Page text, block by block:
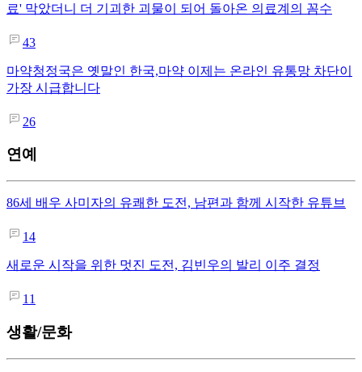
료' 막았더니 더 기괴한 괴물이 되어 돌아온 의료계의 꼼수
43
마약청정국은 옛말인 한국,마약 이제는 온라인 유통망 차단이
가장 시급합니다
26
연예
86세 배우 사미자의 유쾌한 도전, 남편과 함께 시작한 유튜브
14
새로운 시작을 위한 멋진 도전, 김빈우의 발리 이주 결정
11
생활/문화